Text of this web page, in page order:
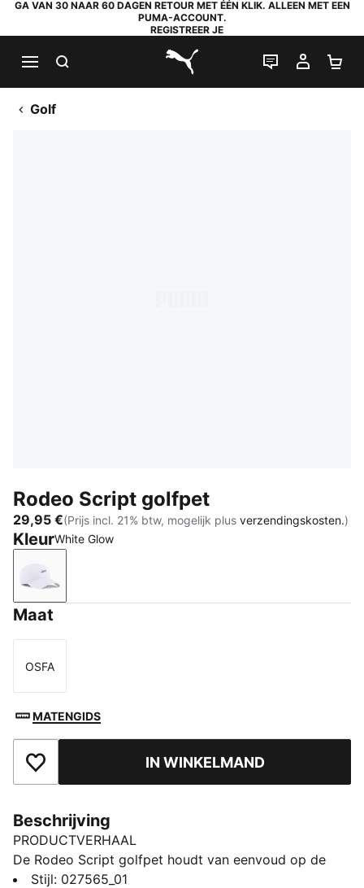
GA VAN 30 NAAR 60 DAGEN RETOUR MET ÉÉN KLIK. ALLEEN MET EEN
PUMA-ACCOUNT.
REGISTREER JE
PUMA.com
LIVE CHAT
MIJN
Golf
Rodeo Script golfpet
29,95 €(Prijs incl. 21% btw, mogelijk plus verzendingskosten.)
KleurWhite Glow
White Glow
Maat
Maat
OSFA
MATENGIDS
Toegevoegd aan favorietenIN WINKELMAND
Beschrijving
PRODUCTVERHAAL
De Rodeo Script golfpet houdt van eenvoud op de
baan. Een geborduurde 'P' en bloemenprint
Stijl: 027565_01